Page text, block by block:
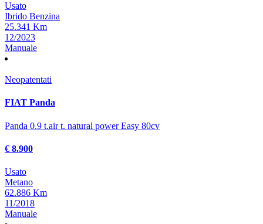
Usato
Ibrido Benzina
25.341 Km
12/2023
Manuale
Neopatentati
FIAT Panda
Panda 0.9 t.air t. natural power Easy 80cv
€ 8.900
Usato
Metano
62.886 Km
11/2018
Manuale